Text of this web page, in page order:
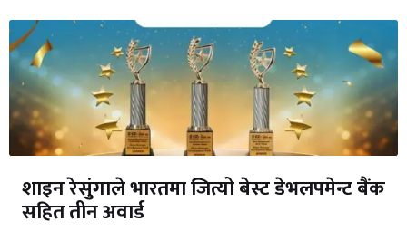
शाइन रेसुंगाले भारतमा जित्यो बेस्ट डेभलपमेन्ट बैंक
सहित तीन अवार्ड